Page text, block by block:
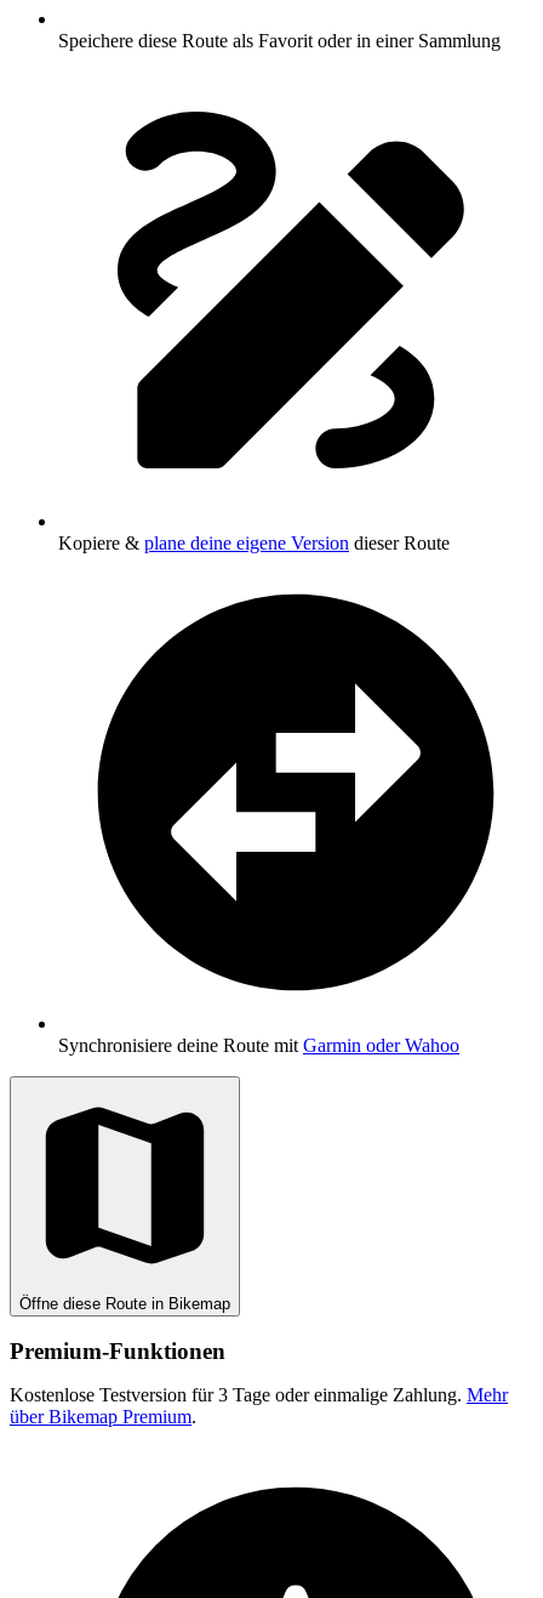
Speichere diese Route als Favorit oder in einer Sammlung
Kopiere & plane deine eigene Version dieser Route
Synchronisiere deine Route mit Garmin oder Wahoo
Öffne diese Route in Bikemap
Premium-Funktionen
Kostenlose Testversion für 3 Tage oder einmalige Zahlung. Mehr
über Bikemap Premium.